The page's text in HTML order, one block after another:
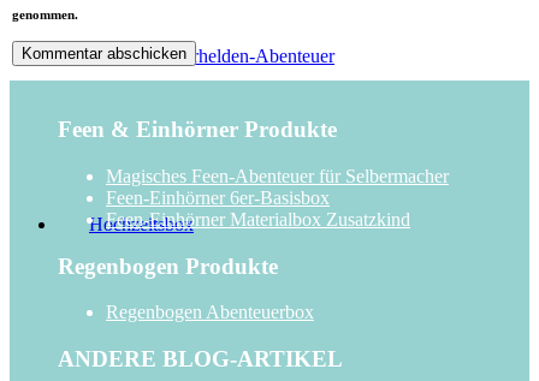
Superhelden-Abenteuer
Hochzeitsbox
genommen.
Feen & Einhörner Produkte
Magisches Feen-Abenteuer für Selbermacher
Feen-Einhörner 6er-Basisbox
Feen-Einhörner Materialbox Zusatzkind
Regenbogen Produkte
Regenbogen Abenteuerbox
ANDERE BLOG-ARTIKEL